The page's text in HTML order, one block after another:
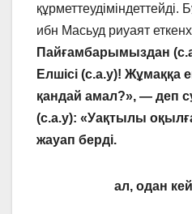
ибн Масьуд риуаят
Пайғамбарымыздан
Елшісі (с.а.у)! Жұмаққа
қандай амал?», — деп
(с.а.у): «Уақтылы
жауап берді.
ал, одан